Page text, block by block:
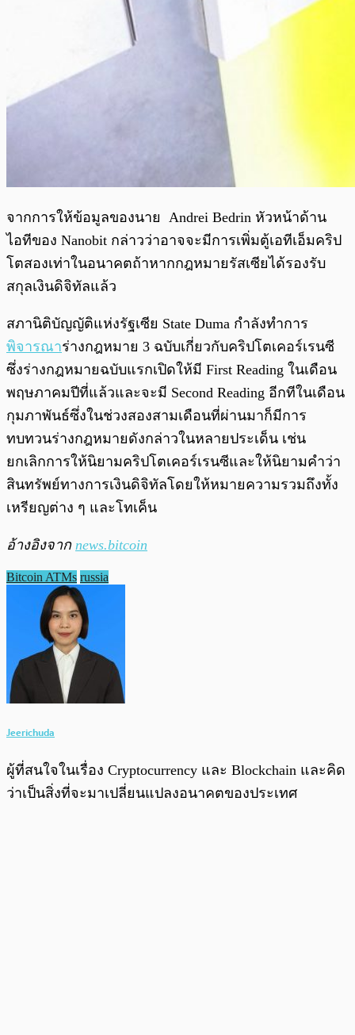
จากการให้ข้อมูลของนาย Andrei Bedrin หัวหน้าด้าน
ไอทีของ Nanobit กล่าวว่าอาจจะมีการเพิ่มตู้เอทีเอ็มคริป
โตสองเท่าในอนาคตถ้าหากกฎหมายรัสเซียได้รองรับ
สกุลเงินดิจิทัลแล้ว
สภานิติบัญญัติแห่งรัฐเซีย State Duma กำลังทำการ
พิจารณาร่างกฎหมาย 3 ฉบับเกี่ยวกับคริปโตเคอร์เรนซี
ซึ่งร่างกฎหมายฉบับแรกเปิดให้มี First Reading ในเดือน
พฤษภาคมปีที่แล้วและจะมี Second Reading อีกทีในเดือน
กุมภาพันธ์ซึ่งในช่วงสองสามเดือนที่ผ่านมาก็มีการ
ทบทวนร่างกฎหมายดังกล่าวในหลายประเด็น เช่น
ยกเลิกการให้นิยามคริปโตเคอร์เรนซีและให้นิยามคำว่า
สินทรัพย์ทางการเงินดิจิทัลโดยให้หมายความรวมถึงทั้ง
เหรียญต่าง ๆ และโทเค็น
อ้างอิงจาก news.bitcoin
Bitcoin ATMs russia
Jeerichuda
ผู้ที่สนใจในเรื่อง Cryptocurrency และ Blockchain และคิด
ว่าเป็นสิ่งที่จะมาเปลี่ยนแปลงอนาคตของประเทศ